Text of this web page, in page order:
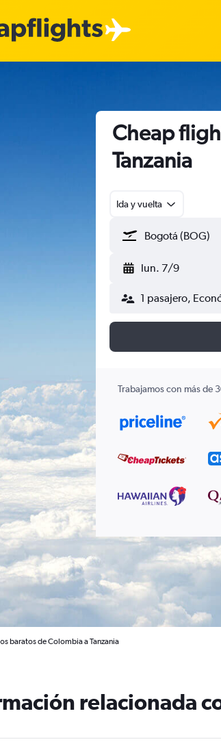
Cheap
Tanzania
Ida y vuelta
lun. 7/9
1 pasajero,
Trabajamos con más de
baratos de Colombia a Tanzania
relacionada